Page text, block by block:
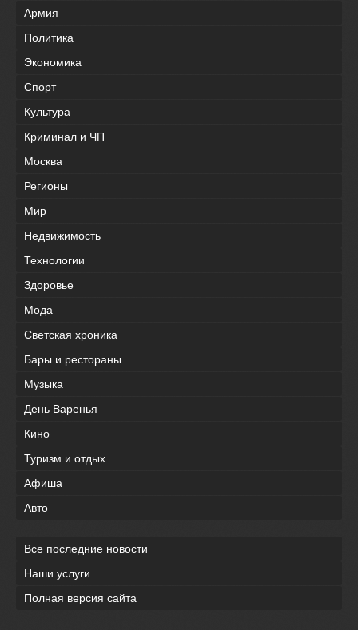
Армия
Политика
Экономика
Спорт
Культура
Криминал и ЧП
Москва
Регионы
Мир
Недвижимость
Технологии
Здоровье
Мода
Светская хроника
Бары и рестораны
Музыка
День Варенья
Кино
Туризм и отдых
Афиша
Авто
Все последние новости
Наши услуги
Полная версия сайта